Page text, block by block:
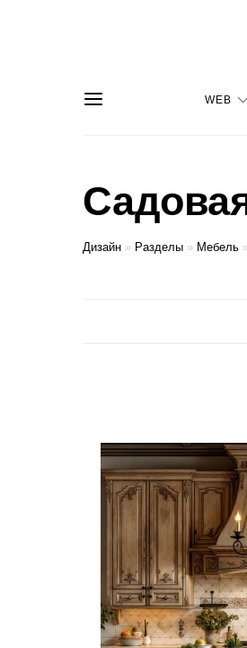
WEB
Дизайн » Разделы » Мебель